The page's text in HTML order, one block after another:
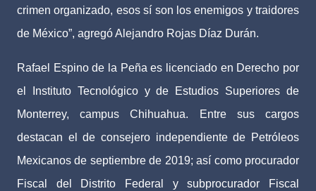
crimen organizado, esos sí son los enemigos y traidores
de México”, agregó Alejandro Rojas Díaz Durán.
Rafael Espino de la Peña es licenciado en Derecho por
el Instituto Tecnológico y de Estudios Superiores de
Monterrey, campus Chihuahua. Entre sus cargos
destacan el de consejero independiente de Petróleos
Mexicanos de septiembre de 2019; así como procurador
Fiscal del Distrito Federal y subprocurador Fiscal